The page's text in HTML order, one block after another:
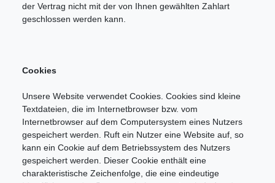
der Vertrag nicht mit der von Ihnen gewählten Zahlart
geschlossen werden kann.
Cookies
Unsere Website verwendet Cookies. Cookies sind kleine
Textdateien, die im Internetbrowser bzw. vom
Internetbrowser auf dem Computersystem eines Nutzers
gespeichert werden. Ruft ein Nutzer eine Website auf, so
kann ein Cookie auf dem Betriebssystem des Nutzers
gespeichert werden. Dieser Cookie enthält eine
charakteristische Zeichenfolge, die eine eindeutige